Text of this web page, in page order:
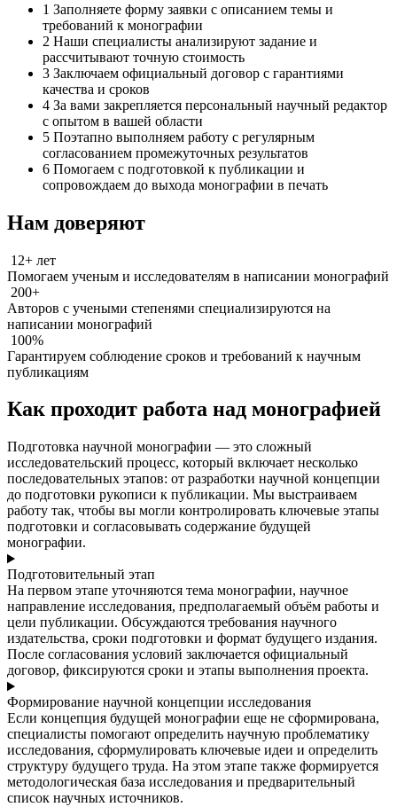
1 Заполняете форму заявки с описанием темы и
требований к монографии
2 Наши специалисты анализируют задание и
рассчитывают точную стоимость
3 Заключаем официальный договор с гарантиями
качества и сроков
4 За вами закрепляется персональный научный редактор
с опытом в вашей области
5 Поэтапно выполняем работу с регулярным
согласованием промежуточных результатов
6 Помогаем с подготовкой к публикации и
сопровождаем до выхода монографии в печать
Нам доверяют
12+ лет
Помогаем ученым и исследователям в написании монографий
200+
Авторов с учеными степенями специализируются на
написании монографий
100%
Гарантируем соблюдение сроков и требований к научным
публикациям
Как проходит работа над монографией
Подготовка научной монографии — это сложный
исследовательский процесс, который включает несколько
последовательных этапов: от разработки научной концепции
до подготовки рукописи к публикации. Мы выстраиваем
работу так, чтобы вы могли контролировать ключевые этапы
подготовки и согласовывать содержание будущей
монографии.
Подготовительный этап
На первом этапе уточняются тема монографии, научное
направление исследования, предполагаемый объём работы и
цели публикации. Обсуждаются требования научного
издательства, сроки подготовки и формат будущего издания.
После согласования условий заключается официальный
договор, фиксируются сроки и этапы выполнения проекта.
Формирование научной концепции исследования
Если концепция будущей монографии еще не сформирована,
специалисты помогают определить научную проблематику
исследования, сформулировать ключевые идеи и определить
структуру будущего труда. На этом этапе также формируется
методологическая база исследования и предварительный
список научных источников.